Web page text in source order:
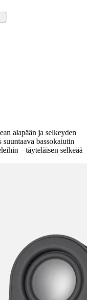
alapään ja selkeyden
bassokaiutin
– täyteläisen selkeää